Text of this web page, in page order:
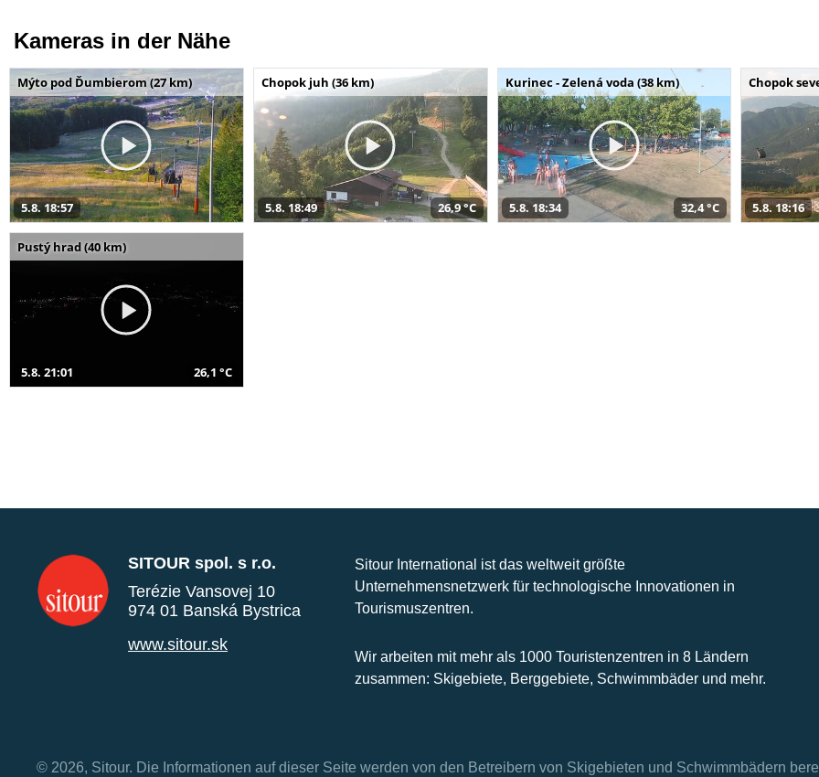
Kameras in der Nähe
Mýto pod Ďumbierom (27 km)
5.8. 18:57
Chopok juh (36 km)
5.8. 18:49 26,9 °C
Kurinec - Zelená voda (38 km)
5.8. 18:34 32,4 °C
Chopok
5.8. 18:16
Pustý hrad (40 km)
5.8. 21:01 26,1 °C
SITOUR spol. s r.o.
Terézie Vansovej 10
974 01 Banská Bystrica
www.sitour.sk
Sitour International ist das weltweit größte
Unternehmensnetzwerk für technologische Innovationen in
Tourismuszentren.
Wir arbeiten mit mehr als 1000 Touristenzentren in 8 Ländern
zusammen: Skigebiete, Berggebiete, Schwimmbäder und mehr.
© 2026, Sitour. Die Informationen auf dieser Seite werden von den Betreibern von Skigebieten und Schwimmbädern